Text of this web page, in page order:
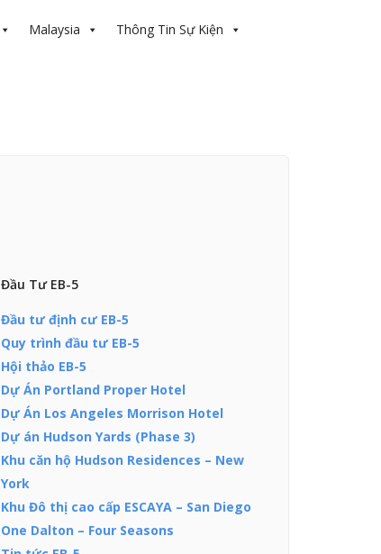
Malaysia Thông Tin Sự Kiện
Đầu Tư EB-5
Đầu tư định cư EB-5
Quy trình đầu tư EB-5
Hội thảo EB-5
Dự Án Portland Proper Hotel
Dự Án Los Angeles Morrison Hotel
Dự án Hudson Yards (Phase 3)
Khu căn hộ Hudson Residences – New
York
Khu Đô thị cao cấp ESCAYA – San Diego
One Dalton – Four Seasons